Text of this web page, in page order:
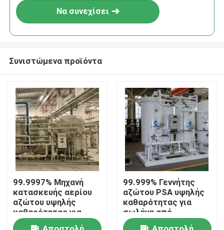
Σπίτι
Προϊόντα
Σχετικά με εμάς
Να συνεχίσει
Συνιστώμενα προϊόντα
99.9997% Μηχανή
κατασκευής αερίου
αζώτου υψηλής
καθαρότητας για
θερμική επεξεργασία
99.999% Γεννήτης
αζώτου PSA υψηλής
καθαρότητας για
σωλήνα από
ανοξείδωτο χάλυβα